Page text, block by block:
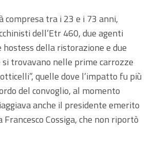
compresa tra i 23 e i 73 anni,
dell’Etr 460, due agenti
della ristorazione e due
si trovavano nelle prime carrozze
quelle dove l’impatto fu più
del convoglio, al momento
anche il presidente emerito
Cossiga, che non riportò